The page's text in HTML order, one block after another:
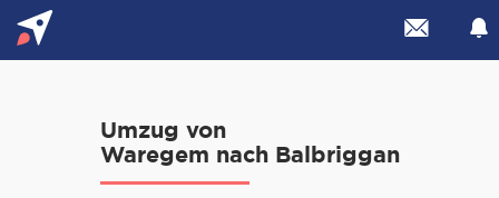
Umzug von
Waregem nach Balbriggan